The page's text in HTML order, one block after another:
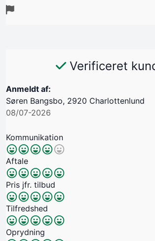
Verificeret
Anmeldt af:
Søren Bangsbo, 2920 Charlottenlund
08/07-2026
Kommunikation
Aftale
Pris jfr. tilbud
Tilfredshed
Oprydning